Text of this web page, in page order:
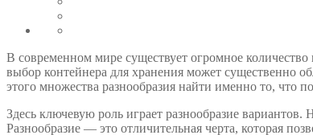
В современном мире существует огромное
выбор контейнера для хранения может существенно
этого множества разнообразия найти именно то, что
Здесь ключевую роль играет разнообразие
Разнообразие — это отличительная черта, которая